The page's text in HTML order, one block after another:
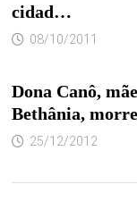
cidad…
08/10/2011
Dona Canô,
Bethânia,
25/12/2012